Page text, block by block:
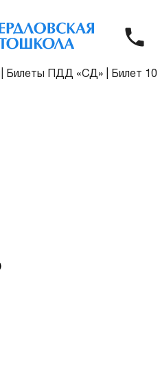
Билеты ПДД «СД»
Билет 10